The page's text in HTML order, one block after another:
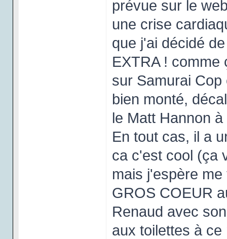
prévue sur le
une crise
que j'ai décidé
EXTRA ! comme
sur Samurai
bien monté,
le Matt Hannon
En tout cas, il a
ca c'est cool (ça
mais j'espère
GROS COEUR
Renaud avec
aux toilettes à